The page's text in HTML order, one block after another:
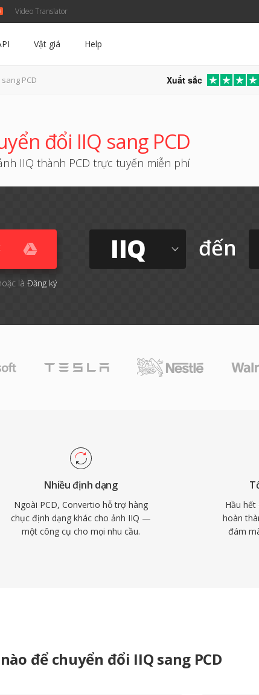
Video Translator
Vật giá Help
sang PCD Xuất sắc
đổi IIQ sang PCD
IIQ thành PCD trực tuyến miễn phí
là Đăng ký
IIQ đến
Nhiều định dạng
Ngoài PCD, Convertio hỗ trợ hàng
chục định dạng khác cho ảnh IIQ —
một công cụ cho mọi nhu cầu.
Hầu hết
hoàn
đám
để chuyển đổi IIQ sang PCD